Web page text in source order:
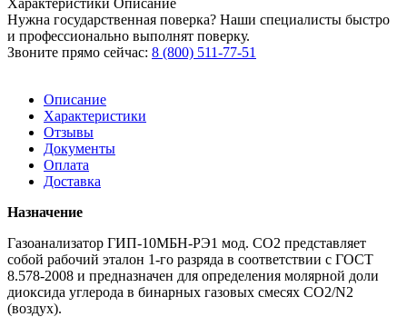
Нужна государственная поверка? Наши специалисты быстро
и профессионально выполнят поверку.
Звоните прямо сейчас: 8 (800) 511-77-51
Описание
Характеристики
Отзывы
Документы
Оплата
Доставка
Назначение
Газоанализатор ГИП-10МБН-РЭ1 мод. СО2 представляет
собой рабочий эталон 1-го разряда в соответствии с ГОСТ
8.578-2008 и предназначен для определения молярной доли
диоксида углерода в бинарных газовых смесях CO2/N2
(воздух).